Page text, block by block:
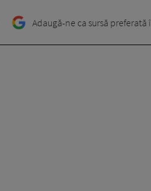
Adaugă-ne ca sursă preferată